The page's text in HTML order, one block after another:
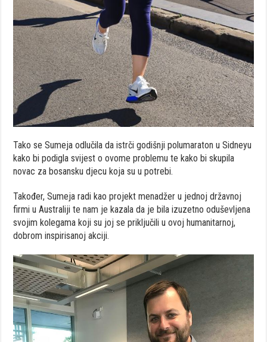
Tako se Sumeja odlučila da istrči godišnji polumaraton u Sidneyu
kako bi podigla svijest o ovome problemu te kako bi skupila
novac za bosansku djecu koja su u potrebi.
Također, Sumeja radi kao projekt menadžer u jednoj državnoj
firmi u Australiji te nam je kazala da je bila izuzetno oduševljena
svojim kolegama koji su joj se priključili u ovoj humanitarnoj,
dobrom inspirisanoj akciji.